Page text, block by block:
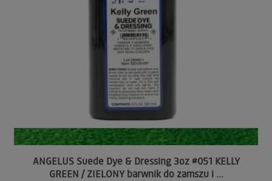
ANGELUS Suede Dye & Dressing 3oz #051 KELLY
GREEN / ZIELONY barwnik do zamszu i ...